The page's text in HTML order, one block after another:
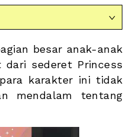

besar anak-anak
sederet Princess
karakter ini tidak
mendalam tentang